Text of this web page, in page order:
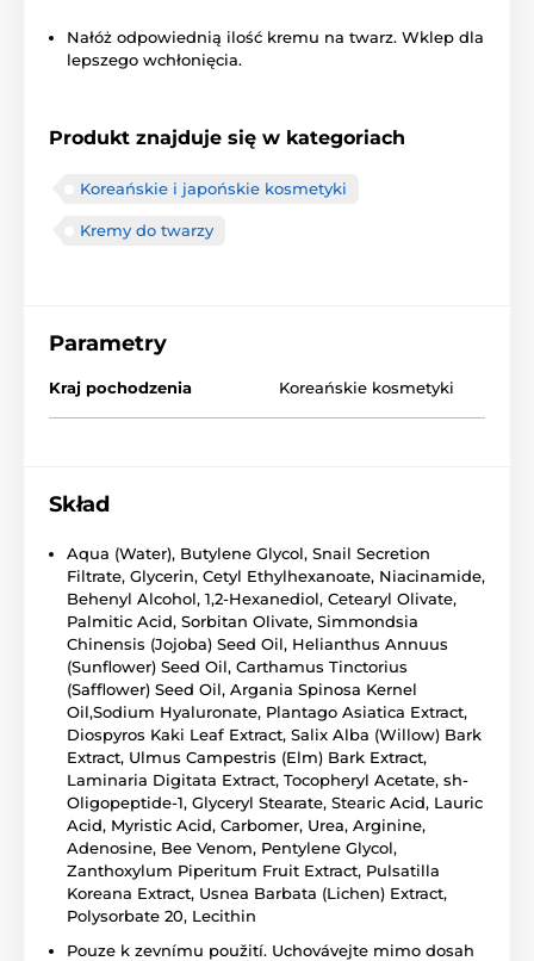
Nałóż odpowiednią ilość kremu na twarz. Wklep dla
lepszego wchłonięcia.
Produkt znajduje się w kategoriach
Koreańskie i japońskie kosmetyki
Kremy do twarzy
Parametry
Kraj pochodzenia Koreańskie kosmetyki
Skład
Aqua (Water), Butylene Glycol, Snail Secretion
Filtrate, Glycerin, Cetyl Ethylhexanoate, Niacinamide,
Behenyl Alcohol, 1,2-Hexanediol, Cetearyl Olivate,
Palmitic Acid, Sorbitan Olivate, Simmondsia
Chinensis (Jojoba) Seed Oil, Helianthus Annuus
(Sunflower) Seed Oil, Carthamus Tinctorius
(Safflower) Seed Oil, Argania Spinosa Kernel
Oil,Sodium Hyaluronate, Plantago Asiatica Extract,
Diospyros Kaki Leaf Extract, Salix Alba (Willow) Bark
Extract, Ulmus Campestris (Elm) Bark Extract,
Laminaria Digitata Extract, Tocopheryl Acetate, sh-
Oligopeptide-1, Glyceryl Stearate, Stearic Acid, Lauric
Acid, Myristic Acid, Carbomer, Urea, Arginine,
Adenosine, Bee Venom, Pentylene Glycol,
Zanthoxylum Piperitum Fruit Extract, Pulsatilla
Koreana Extract, Usnea Barbata (Lichen) Extract,
Polysorbate 20, Lecithin
Pouze k zevnímu použití. Uchovávejte mimo dosah